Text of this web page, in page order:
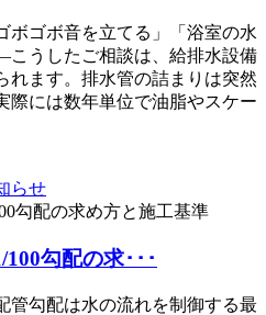
ボゴボ音を立てる」「浴室の水
うしたご相談は、給排水設備
れます。排水管の詰まりは突然
際には数年単位で油脂やスケー
らせ
勾配の求･･･
管勾配は水の流れを制御する最